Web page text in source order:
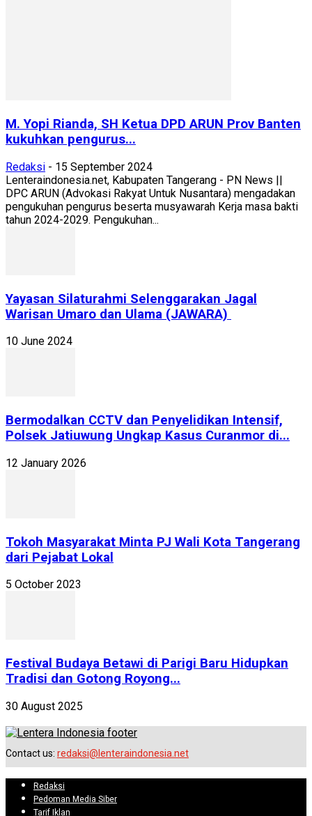
M. Yopi Rianda, SH Ketua DPD ARUN Prov Banten
kukuhkan pengurus...
Redaksi - 15 September 2024
Lenteraindonesia.net, Kabupaten Tangerang - PN News ||
DPC ARUN (Advokasi Rakyat Untuk Nusantara) mengadakan
pengukuhan pengurus beserta musyawarah Kerja masa bakti
tahun 2024-2029. Pengukuhan...
Yayasan Silaturahmi Selenggarakan Jagal
Warisan Umaro dan Ulama (JAWARA)
10 June 2024
Bermodalkan CCTV dan Penyelidikan Intensif,
Polsek Jatiuwung Ungkap Kasus Curanmor di...
12 January 2026
Tokoh Masyarakat Minta PJ Wali Kota Tangerang
dari Pejabat Lokal
5 October 2023
Festival Budaya Betawi di Parigi Baru Hidupkan
Tradisi dan Gotong Royong...
30 August 2025
Contact us: redaksi@lenteraindonesia.net
Redaksi
Pedoman Media Siber
Tarif Iklan